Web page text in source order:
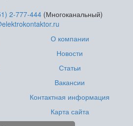
2-777-444(Многоканальный)
О компании
Новости
Статьи
Вакансии
Контактная информация
Карта сайта